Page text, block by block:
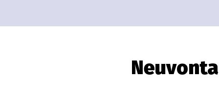
Neuvonta